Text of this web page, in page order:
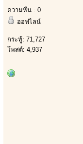
ความหื่น : 0
ออฟไลน์
กระทู้: 71,727
โพสต์: 4,937